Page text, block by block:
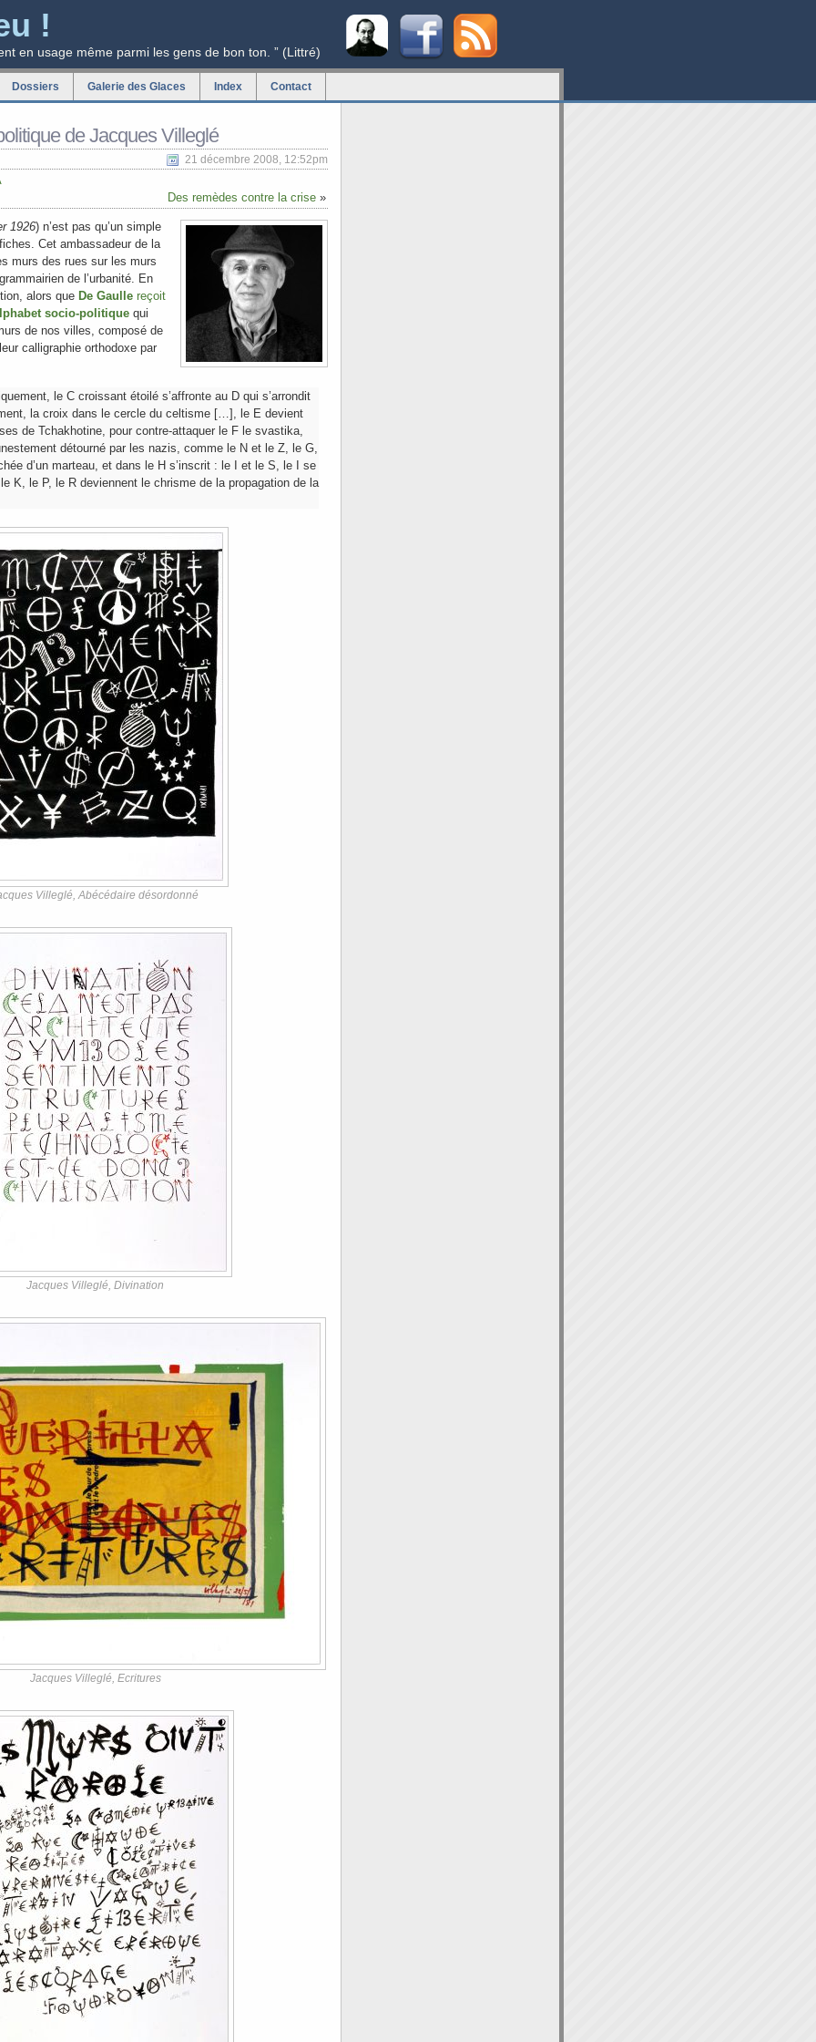
!
en usage même parmi les gens de bon ton. ” (Littré)
Dossiers Galerie des Glaces Index Contact
de Jacques Villeglé
21 décembre 2008, 12:52pm
Des remèdes contre la crise »
1926) n’est pas qu’un simple
Cet ambassadeur de la
murs des rues sur les murs
de l’urbanité. En
alors que De Gaulle reçoit
socio-politique qui
de nos villes, composé de
calligraphie orthodoxe par
le C croissant étoilé s’affronte au D qui s’arrondit
la croix dans le cercle du celtisme […], le E devient
de Tchakhotine, pour contre-attaquer le F le svastika,
détourné par les nazis, comme le N et le Z, le G,
d’un marteau, et dans le H s’inscrit : le I et le S, le I se
K, le P, le R deviennent le chrisme de la propagation de la
Villeglé, Abécédaire désordonné
Jacques Villeglé, Divination
Jacques Villeglé, Ecritures